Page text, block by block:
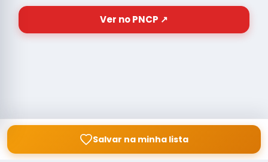
Ver no PNCP ↗
Salvar na minha lista